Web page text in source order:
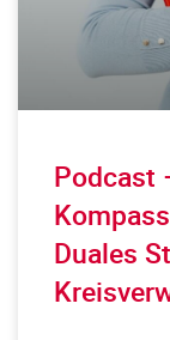
Podcast
Duales